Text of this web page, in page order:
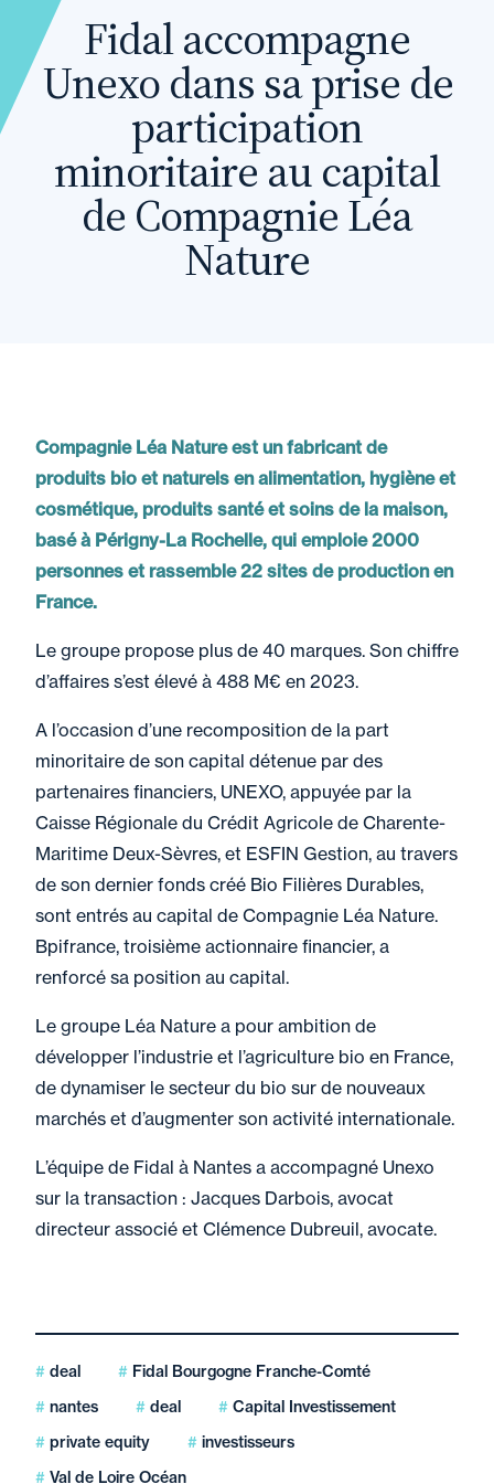
Fidal accompagne
Unexo dans sa prise de
participation
minoritaire au capital
de Compagnie Léa
Nature
Compagnie Léa Nature est un fabricant de
produits bio et naturels en alimentation, hygiène et
cosmétique, produits santé et soins de la maison,
basé à Périgny-La Rochelle, qui emploie 2000
personnes et rassemble 22 sites de production en
France.
Le groupe propose plus de 40 marques. Son chiffre
d’affaires s’est élevé à 488 M€ en 2023.
A l’occasion d’une recomposition de la part
minoritaire de son capital détenue par des
partenaires financiers, UNEXO, appuyée par la
Caisse Régionale du Crédit Agricole de Charente-
Maritime Deux-Sèvres, et ESFIN Gestion, au travers
de son dernier fonds créé Bio Filières Durables,
sont entrés au capital de Compagnie Léa Nature.
Bpifrance, troisième actionnaire financier, a
renforcé sa position au capital.
Le groupe Léa Nature a pour ambition de
développer l’industrie et l’agriculture bio en France,
de dynamiser le secteur du bio sur de nouveaux
marchés et d’augmenter son activité internationale.
L’équipe de Fidal à Nantes a accompagné Unexo
sur la transaction : Jacques Darbois, avocat
directeur associé et Clémence Dubreuil, avocate.
deal
Fidal Bourgogne Franche-Comté
nantes
deal
Capital Investissement
private equity
investisseurs
Val de Loire Océan